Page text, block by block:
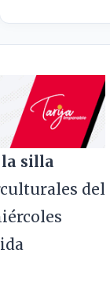
la silla
del